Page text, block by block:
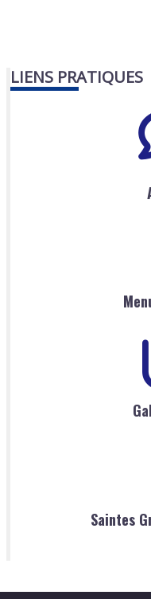
LIENS PRATIQUES
Saintes